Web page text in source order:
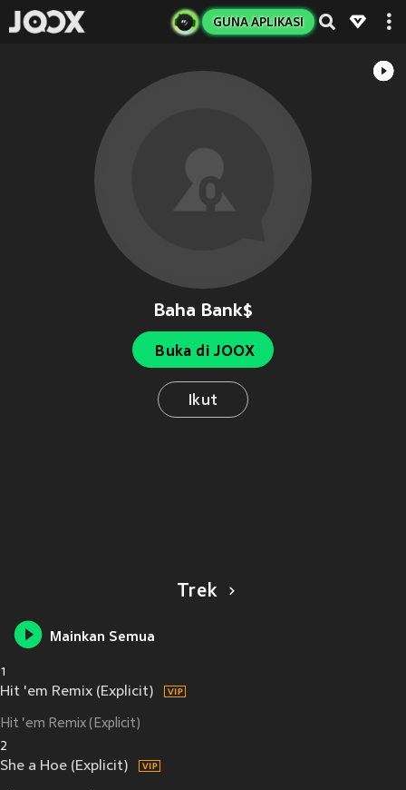
GUNA APLIKASI
Baha Bank$
Buka di JOOX
Ikut
Trek
Mainkan Semua
1
Hit 'em Remix (Explicit)
Hit 'em Remix (Explicit)
2
She a Hoe (Explicit)